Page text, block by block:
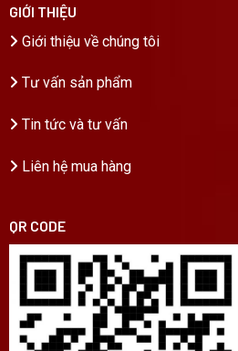
GIỚI THIỆU
Giới thiệu về chúng tôi
Tư vấn sản phẩm
Tin tức và tư vấn
Liên hệ mua hàng
QR CODE